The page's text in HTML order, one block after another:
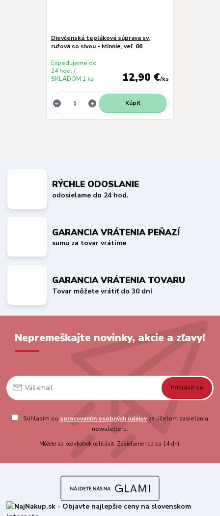
Dievčenská tepláková súprava sv.
ružová so sivou - Minnie, veľ. 86
12,90 €/ks
Expedujeme do
24 hod. /
SKLADOM 1 ks
Kúpiť
RÝCHLE ODOSLANIE
odosielame do 24 hod.
GARANCIA VRÁTENIA PEŇAZÍ
sumu za tovar vrátime
GARANCIA VRÁTENIA TOVARU
Tovar môžete vrátiť do 30 dní
Nepremeškajte novinky, akcie a zľavy!
Prihlásiť sa
Súhlasím so spracovaním osobných údajovza účelom zasielania
newslettera.
Môžete sa kedykoľvek odhlásiť. Zasielame raz za 14 dní.